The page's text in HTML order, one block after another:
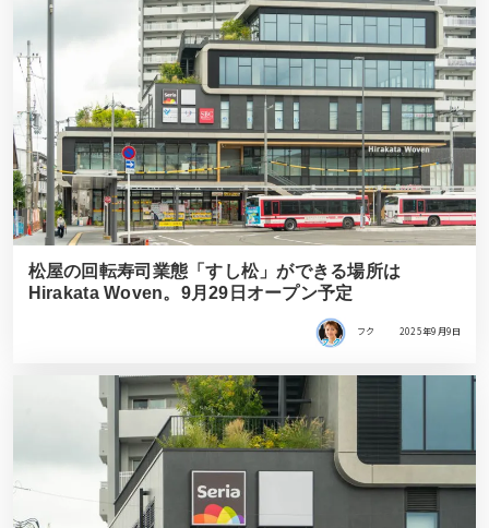
松屋の回転寿司業態「すし松」ができる場所は
Hirakata Woven。9月29日オープン予定
フク 2025年9月9日